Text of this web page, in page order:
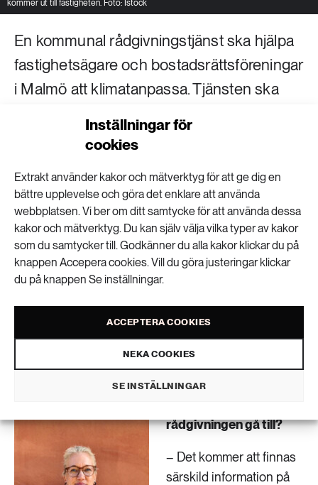
Inställningar för
cookies
Extrakt använder kakor och mätverktyg för att ge dig en
bättre upplevelse och göra det enklare att använda
webbplatsen. Vi ber om ditt samtycke för att använda dessa
kakor och mätverktyg. Du kan själv välja vilka typer av kakor
som du samtycker till. Godkänner du alla kakor klickar du på
knappen Accepera cookies. Vill du göra justeringar klickar
du på knappen Se inställningar.
ACCEPTERA COOKIES
NEKA COOKIES
SE INSTÄLLNINGAR
kommer ut till fastigheten. Foto: Istock
En kommunal rådgivningstjänst ska hjälpa
fastighetsägare och bostadsrättsföreningar
i Malmö att klimatanpassa. Tjänsten ska
hur gårdar kan göras svalare under
utredare vid kommunens miljöförvaltning.
Varför behövs en sådan här rådgivning?
– I samtalen med fastighetsägare har vi sett att det är
många som vill men inte riktigt vet hur de ska
yta så att andra aktörer agerar är jätteviktigt för
helheten i kommunen.
rådgivningen gå till?
– Det kommer att finnas
särskild information på